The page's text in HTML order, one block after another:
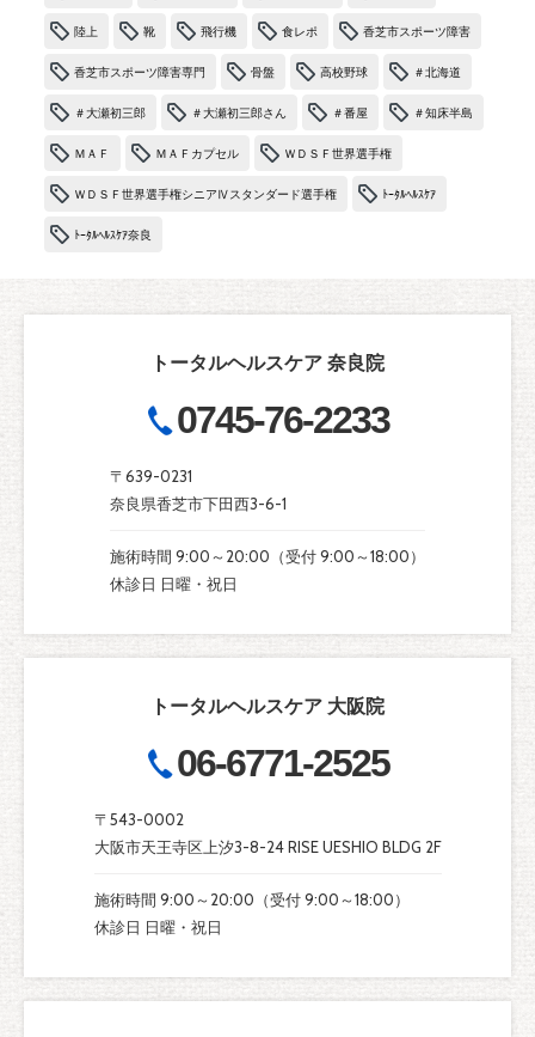
陸上 靴 飛行機 食レポ 香芝市スポーツ障害
香芝市スポーツ障害専門 骨盤 高校野球 ＃北海道
＃大瀬初三郎 ＃大瀬初三郎さん ＃番屋 ＃知床半島
ＭＡＦ ＭＡＦカプセル ＷＤＳＦ世界選手権
ＷＤＳＦ世界選手権シニアⅣスタンダード選手権 ﾄｰﾀﾙﾍﾙｽｹｱ
ﾄｰﾀﾙﾍﾙｽｹｱ奈良
トータルヘルスケア 奈良院
0745-76-2233
〒639-0231
奈良県香芝市下田西3-6-1
施術時間 9:00～20:00（受付 9:00～18:00）
休診日 日曜・祝日
トータルヘルスケア 大阪院
06-6771-2525
〒543-0002
大阪市天王寺区上汐3-8-24 RISE UESHIO BLDG 2F
施術時間 9:00～20:00（受付 9:00～18:00）
休診日 日曜・祝日